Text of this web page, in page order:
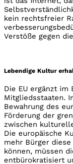
kein rechtsfreier
Verstöße gegen
Lebendige Kultur
Die EU ergänzt
Mitgliedsstaaten.
Bewahrung des
Förderung der
zwischen
Die europäische
mehr Bürger
können, müssen
entbürokratisiert